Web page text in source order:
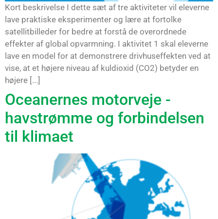
Kort beskrivelse I dette sæt af tre aktiviteter vil eleverne
lave praktiske eksperimenter og lære at fortolke
satellitbilleder for bedre at forstå de overordnede
effekter af global opvarmning. I aktivitet 1 skal eleverne
lave en model for at demonstrere drivhuseffekten ved at
vise, at et højere niveau af kuldioxid (CO2) betyder en
højere [...]
Oceanernes motorveje -
havstrømme og forbindelsen
til klimaet